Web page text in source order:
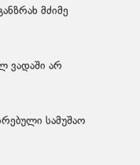
მძიმე
ვადაში არ
სამუშაო